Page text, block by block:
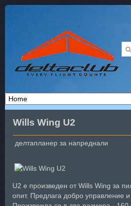
Wills Wing U2
делтапланер за напреднали
U2 е произведен от Wills Wing за
опит. Предлага добро управление и